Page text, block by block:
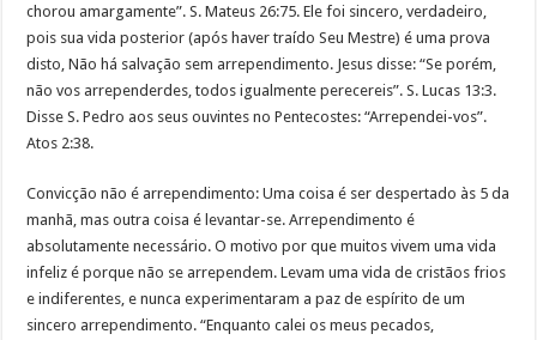
chorou amargamente”. S. Mateus 26:75. Ele foi sincero, verdadeiro,
pois sua vida posterior (após haver traído Seu Mestre) é uma prova
disto, Não há salvação sem arrependimento. Jesus disse: “Se porém,
não vos arrependerdes, todos igualmente perecereis”. S. Lucas 13:3.
Disse S. Pedro aos seus ouvintes no Pentecostes: “Arrependei-vos”.
Atos 2:38.
Convicção não é arrependimento: Uma coisa é ser despertado às 5 da
manhã, mas outra coisa é levantar-se. Arrependimento é
absolutamente necessário. O motivo por que muitos vivem uma vida
infeliz é porque não se arrependem. Levam uma vida de cristãos frios
e indiferentes, e nunca experimentaram a paz de espírito de um
sincero arrependimento. “Enquanto calei os meus pecados,